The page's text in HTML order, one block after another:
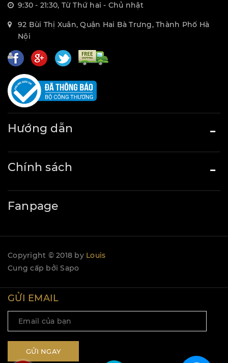
9:30 - 21:30, Từ Thứ hai - Chủ nhật
92 Bùi Thị Xuân, Quận Hai Bà Trưng, Thành Phố Hà
Nội
Hướng dẫn
Chính sách
Fanpage
Copyright © 2018 by Louis
Cung cấp bởiSapo
GỬI EMAIL
GỬI NGAY